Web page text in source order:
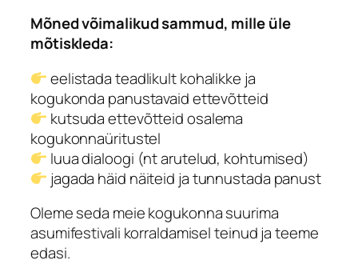
Mõned võimalikud sammud, mille üle
mõtiskleda:
eelistada teadlikult kohalikke ja
kogukonda panustavaid ettevõtteid
kutsuda ettevõtteid osalema
kogukonnaüritustel
luua dialoogi (nt arutelud, kohtumised)
jagada häid näiteid ja tunnustada panust
Oleme seda meie kogukonna suurima
asumifestivali korraldamisel teinud ja teeme
edasi.